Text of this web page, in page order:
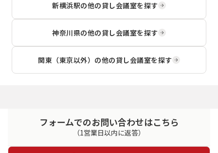
新横浜駅の他の貸し会議室を探す
神奈川県の他の貸し会議室を探す
関東（東京以外） の他の貸し会議室を探す
フォームでのお問い合わせはこちら
（1営業日以内に返答）